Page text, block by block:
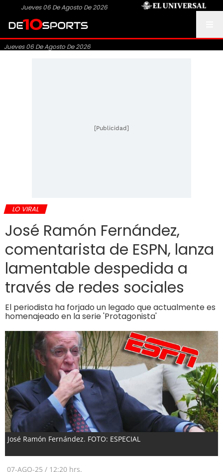
Jueves 06 De Agosto De 2026
Jueves 06 De Agosto De 2026
[Publicidad]
LO VIRAL
José Ramón Fernández,
comentarista de ESPN, lanza
lamentable despedida a
través de redes sociales
El periodista ha forjado un legado que actualmente es
homenajeado en la serie 'Protagonista'
José Ramón Fernández. FOTO: ESPECIAL
07-AGO-25 / 12:20 hrs.